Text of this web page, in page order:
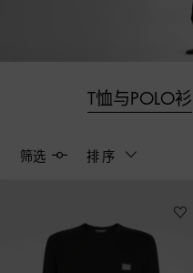
T恤与POLO衫
筛选 排序